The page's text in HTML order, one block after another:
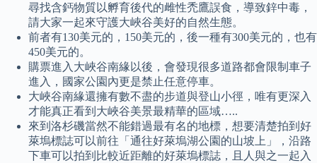
尋找含鈣物質以孵育後代的雌性禿鷹誤食，導致鋅中毒，
請大家一起來守護大峽谷美好的自然生態。
前者有130美元的，150美元的，後一種有300美元的，也有
450美元的。
購票進入大峽谷南緣以後，會發現很多道路都會限制車子
進入，國家公園內更是禁止任意停車。
大峽谷南緣還擁有數不盡的步道與登山小徑，唯有更深入
才能真正看到大峽谷美景最精華的區域…..
來到洛杉磯當然不能錯過最有名的地標，想要清楚拍到好
萊塢標誌可以前往「通往好萊塢湖公園的山坡上」，沿路
下車可以拍到比較近距離的好萊塢標誌，且人與之一起入